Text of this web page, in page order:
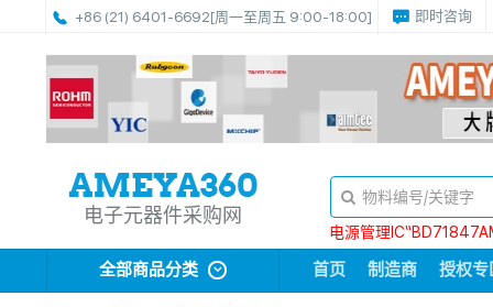
+86 (21) 6401-6692[周一至周五 9:00-18:00] 即时咨询
电子元器件采购网
电源管理
全部商品分类 首页 制造商 授权专